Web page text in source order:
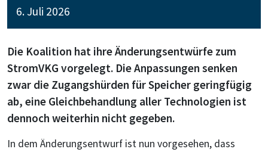
6. Juli 2026
Die Koalition hat ihre Änderungsentwürfe zum
StromVKG vorgelegt. Die Anpassungen senken
zwar die Zugangshürden für Speicher geringfügig
ab, eine Gleichbehandlung aller Technologien ist
dennoch weiterhin nicht gegeben.
In dem Änderungsentwurf ist nun vorgesehen, dass